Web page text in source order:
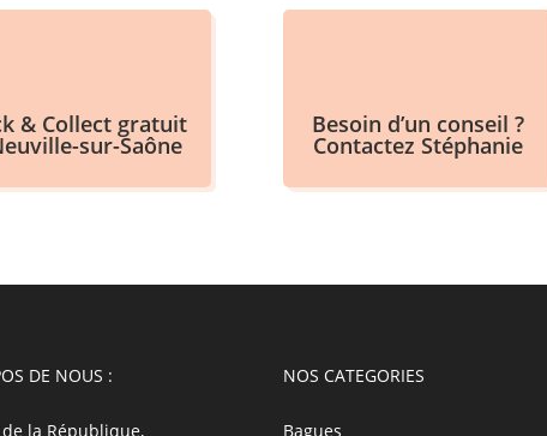
& Collect gratuit
sur-Saône
Besoin d’un conseil ?
Contactez Stéphanie
DE NOUS :
de la République,
NOS CATEGORIES
Bagues